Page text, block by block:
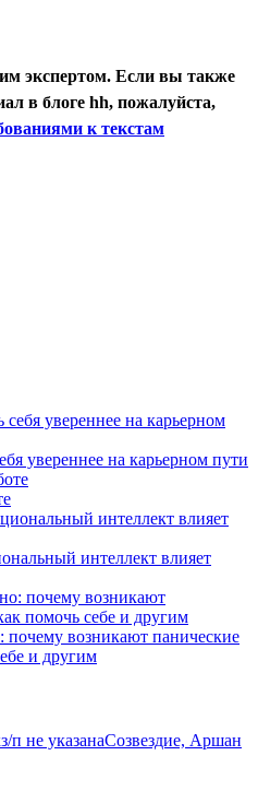
экспертом. Если вы также
в блоге hh, пожалуйста,
к текстам
увереннее на карьерном пути
интеллект влияет
почему возникают панические
и другим
з/п не указанаСозвездие, Аршан